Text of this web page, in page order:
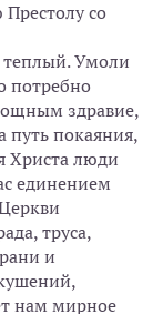
со
Умоли
потребно
здравие,
путь покаяния,
Христа люди
единением
труса,
и
нам мирное